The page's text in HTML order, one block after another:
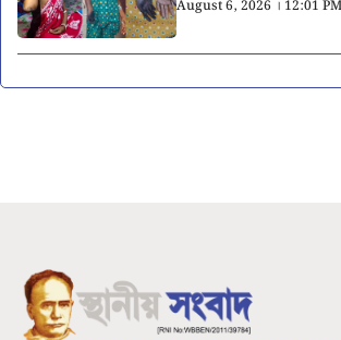
August 6, 2026 । 12:01 PM